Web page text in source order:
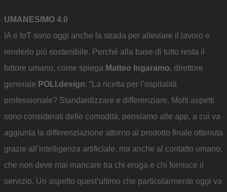
UMANESIMO 4.0
IA e IoT sono oggi anche la strada per alleviare il lavoro e
renderlo più sostenibile. Perché alla base di tutto resta il
fattore umano, come spiega Matteo Ingaramo, direttore
generale POLI.design: “La ricetta per l’ospitalità
professionale? Standardizzare e differenziare. Molti aspetti
sono considerati delle comodità, pensiamo alle app, a cui va
aggiunta la differenziazione attorno al prodotto finale ottenuta
grazie all’intelligenza artificiale, ma anche al contatto umano,
che non deve mai mancare tra chi eroga e chi fornisce il
servizio. Un aspetto quest’ultimo che particolarmente oggi va